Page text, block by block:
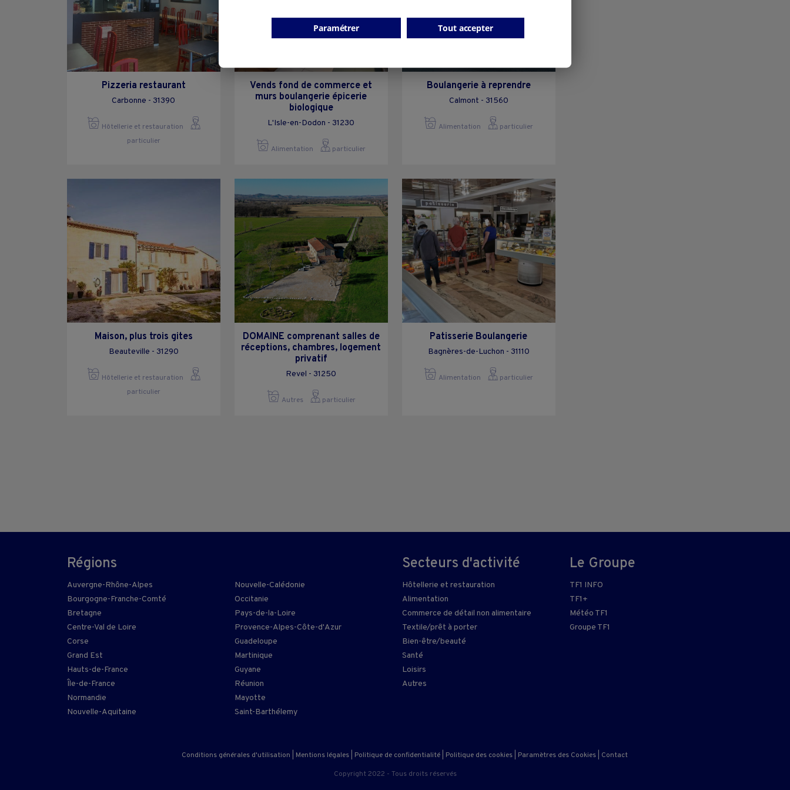
Pizzeria restaurant
Carbonne - 31390
Hôtellerie et restauration
particulier
Vends fond de commerce et
murs boulangerie épicerie
biologique
L'Isle-en-Dodon - 31230
Alimentation particulier
Boulangerie à reprendre
Calmont - 31560
Alimentation particulier
Maison, plus trois gites
Beauteville - 31290
Hôtellerie et restauration
particulier
DOMAINE comprenant salles de
réceptions, chambres, logement
privatif
Revel - 31250
Autres particulier
Patisserie Boulangerie
Bagnères-de-Luchon - 31110
Alimentation particulier
Régions
Auvergne-Rhône-Alpes
Bourgogne-Franche-Comté
Bretagne
Centre-Val de Loire
Corse
Grand Est
Hauts-de-France
Île-de-France
Normandie
Nouvelle-Aquitaine
Nouvelle-Calédonie
Occitanie
Pays-de-la-Loire
Provence-Alpes-Côte-d'Azur
Guadeloupe
Martinique
Guyane
Réunion
Mayotte
Saint-Barthélemy
Secteurs d'activité
Hôtellerie et restauration
Alimentation
Commerce de détail non alimentaire
Textile/prêt à porter
Bien-être/beauté
Santé
Loisirs
Autres
Le Groupe
TF1 INFO
TF1+
Météo TF1
Groupe TF1
Conditions générales d'utilisation Mentions légales Politique de confidentialité Politique des cookies Paramètres des Cookies
Contact
Copyright 2022 - Tous droits réservés
Paramétrer Tout accepter